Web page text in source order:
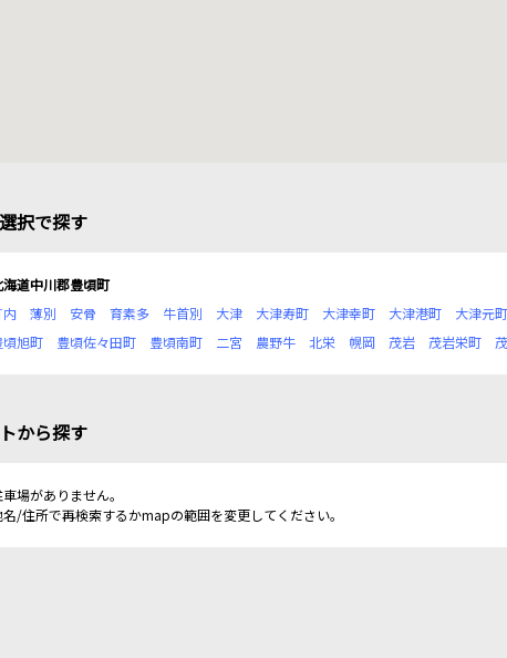
択で探す
海道中川郡豊頃町
薄別 安骨 育素多 牛首別 大津 大津寿町 大津幸町 大津港町 大津元町
頃旭町
豊頃佐々田町 豊頃南町 二宮 農野牛 北栄 幌岡 茂岩 茂岩栄町
から探す
場がありません。
名/住所で再検索するかmapの範囲を変更してください。